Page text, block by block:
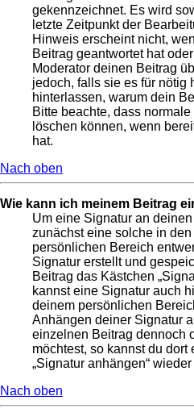
gekennzeichnet. Es wird
letzte Zeitpunkt der
Hinweis erscheint nicht,
Beitrag geantwortet hat
Moderator deinen Beitrag
jedoch, falls sie es für nötig
hinterlassen, warum dein
Bitte beachte, dass
löschen können, wenn
hat.
Nach oben
Wie kann ich meinem Beitrag
Um eine Signatur an
zunächst eine solche in
persönlichen Bereich
Signatur erstellt und
Beitrag das Kästchen
kannst eine Signatur auch
deinem persönlichen
Anhängen deiner Signatur
einzelnen Beitrag dennoch
möchtest, so kannst du
„Signatur anhängen“
Nach oben